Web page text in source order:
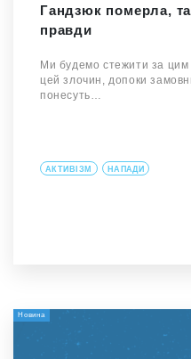
Гандзюк померла,
правди
Ми будемо стежити за цим
цей злочин, допоки
понесуть…
АКТИВІЗМ НАПАДИ
Новина